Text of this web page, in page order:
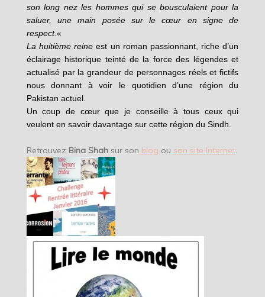
son long nez les hommes qui se bousculaient pour la
saluer, une main posée sur le cœur en signe de
respect.«
La huitième reine est un roman passionnant, riche d’un
éclairage historique teinté de la force des légendes et
actualisé par la grandeur de personnages réels et fictifs
nous donnant à voir le quotidien d’une région du
Pakistan actuel.
Un coup de cœur que je conseille à tous ceux qui
veulent en savoir davantage sur cette région du Sindh.
Retrouvez Bina Shahsur son blog ou son site Internet.